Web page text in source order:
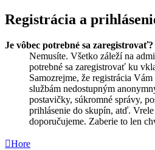
Registrácia a
Je vôbec potrebné sa zaregistrovať?
Nemusíte. Všetko záleží na
potrebné sa zaregistrovať ku
Samozrejme, že registrácia
službám nedostupným
postavičky, súkromné správy,
prihlásenie do skupín, atď.
doporučujeme. Zaberie to len
Hore